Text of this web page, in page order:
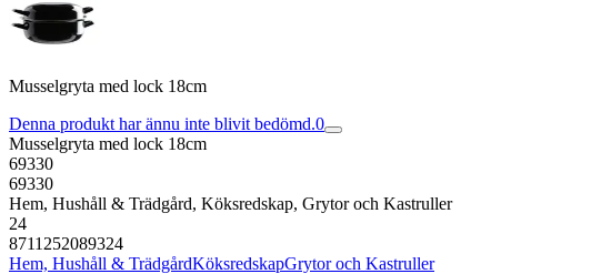
Musselgryta med lock 18cm
Denna produkt har ännu inte blivit bedömd.0
Musselgryta med lock 18cm
69330
69330
Hem, Hushåll & Trädgård, Köksredskap, Grytor och Kastruller
24
8711252089324
Hem, Hushåll & TrädgårdKöksredskapGrytor och Kastruller